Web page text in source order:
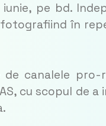
pe bd.
în
de canalele
cu scopul de a